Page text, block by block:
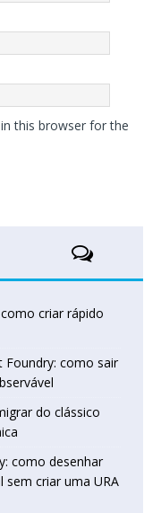
this browser for the
criar rápido
Foundry: como sair
do clássico
como desenhar
sem criar uma URA